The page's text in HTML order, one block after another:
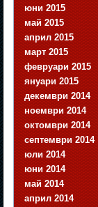
юни 2015
май 2015
април 2015
март 2015
февруари 2015
януари 2015
декември 2014
ноември 2014
октомври 2014
септември 2014
юли 2014
юни 2014
май 2014
април 2014